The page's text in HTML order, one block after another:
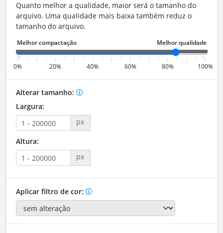
Quanto melhor a qualidade, maior será o tamanho do
arquivo. Uma qualidade mais baixa também reduz o
tamanho do arquivo.
0% 20% 40% 60% 80% 100%
Alterar tamanho:
Largura:
px
Altura:
px
Aplicar filtro de cor: